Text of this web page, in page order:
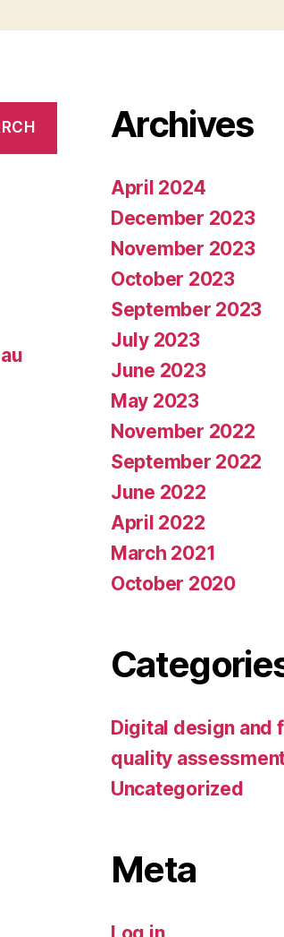
Archives
April 2024
December 2023
November 2023
October 2023
September 2023
July 2023
June 2023
May 2023
November 2022
September 2022
June 2022
April 2022
March 2021
October 2020
Digital design and
quality
Uncategorized
Meta